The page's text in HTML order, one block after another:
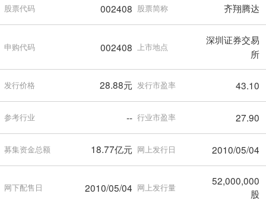
股票代码 002408 股票简称 齐翔腾达
申购代码 002408 上市地点
深圳证券交易
所
发行价格 28.88元 发行市盈率 43.10
参考行业 -- 行业市盈率 27.90
募集资金总额 18.77亿元 网上发行日 2010/05/04
网下配售日 2010/05/04 网上发行量
52,000,000
股